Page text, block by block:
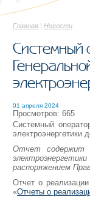
Главная | Новости
Системный
01 апреля 2024
Просмотров: 665
Системный
электроэнергетики
Отчет содержит
распоряжением
Отчет о
«Отчеты о